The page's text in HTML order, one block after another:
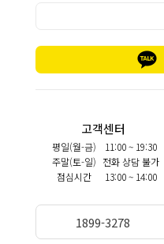
고객센터
평일(월-금)
주말(토-일)
점심시간
11:00 ~ 19:30
전화 상담 불가
13:00 ~ 14:00
1899-3278